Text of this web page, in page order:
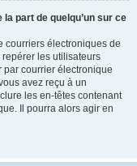
part de quelqu’un sur ce
courriers électroniques de
les utilisateurs
par courrier électronique
avez reçu à un
les en-têtes contenant
Il pourra alors agir en